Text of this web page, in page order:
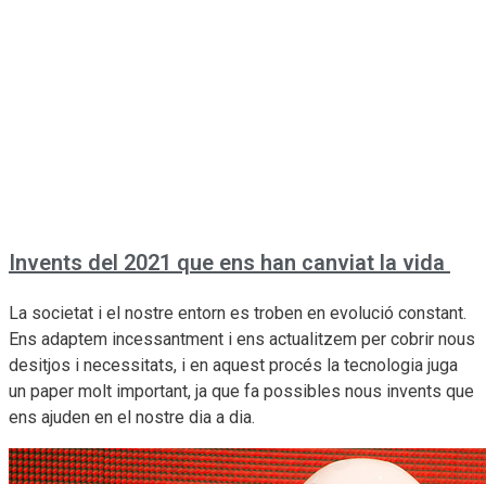
Invents del 2021 que ens han canviat la vida
La societat i el nostre entorn es troben en evolució constant.
Ens adaptem incessantment i ens actualitzem per cobrir nous
desitjos i necessitats, i en aquest procés la tecnologia juga
un paper molt important, ja que fa possibles nous invents que
ens ajuden en el nostre dia a dia.